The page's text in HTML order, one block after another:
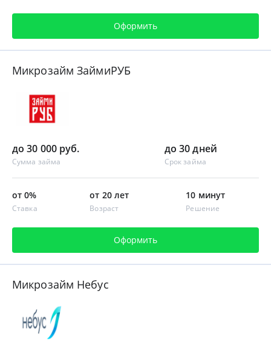
Оформить
Микрозайм ЗаймиРУБ
до 30 000 руб.
Сумма займа
до 30 дней
Срок займа
от 0%
Ставка
от 20 лет
Возраст
10 минут
Решение
Оформить
Микрозайм Небус